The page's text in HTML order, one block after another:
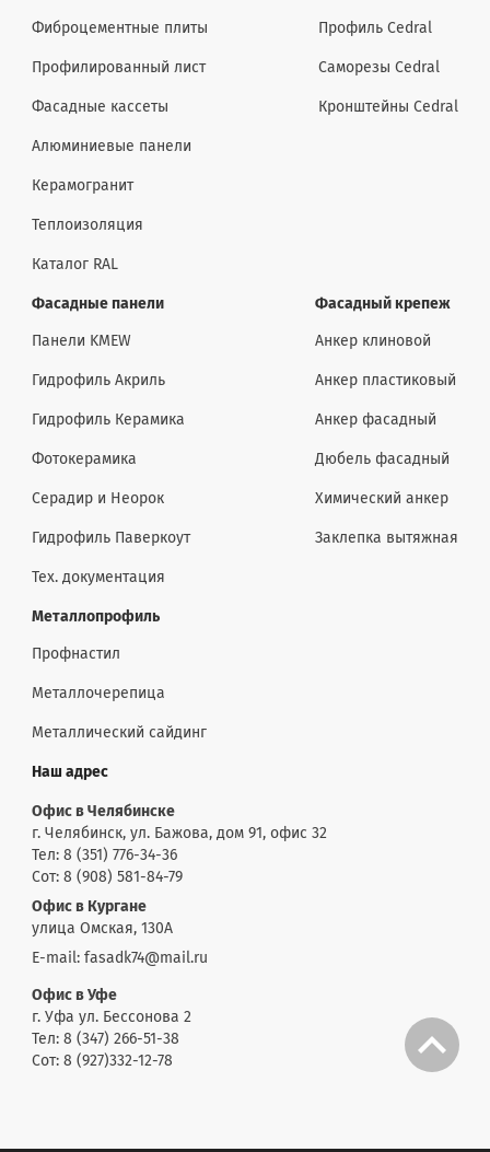
Фиброцементные плиты
Профилированный лист
Фасадные кассеты
Алюминиевые панели
Керамогранит
Теплоизоляция
Каталог RAL
Профиль Cedral
Саморезы Cedral
Кронштейны Cedral
Фасадные панели
Панели KMEW
Гидрофиль Акриль
Гидрофиль Керамика
Фотокерамика
Серадир и Неорок
Гидрофиль Паверкоут
Тех. документация
Фасадный крепеж
Анкер клиновой
Анкер пластиковый
Анкер фасадный
Дюбель фасадный
Химический анкер
Заклепка вытяжная
Металлопрофиль
Профнастил
Металлочерепица
Металлический сайдинг
Наш адрес
Офис в Челябинске
г. Челябинск, ул. Бажова, дом 91, офис 32
Тел: 8 (351) 776-34-36
Сот: 8 (908) 581-84-79
Офис в Кургане
улица Омская, 130А
Офис в Уфе
г. Уфа ул. Бессонова 2
Тел: 8 (347) 266-51-38
Сот: 8 (927)332-12-78
E-mail: fasadk74@mail.ru